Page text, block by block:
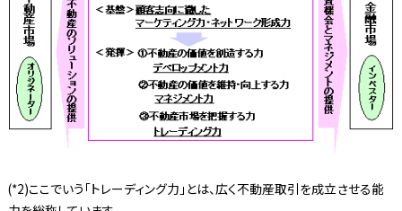
(*2)ここでいう「トレーディング力」とは、広く不動産取引を成立させる能